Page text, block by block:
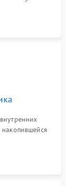
работы
лампы и
вздутых